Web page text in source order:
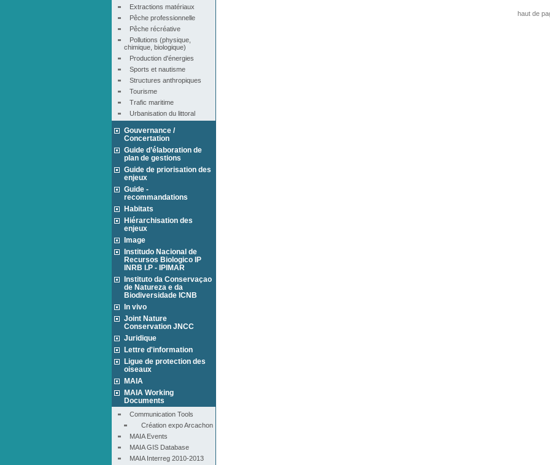
Extractions matériaux
Pêche professionnelle
Pêche récréative
Pollutions (physique,
chimique, biologique)
Production d'énergies
Sports et nautisme
Structures anthropiques
Tourisme
Trafic maritime
Urbanisation du littoral
Gouvernance /
Concertation
Guide d’élaboration de
plan de gestions
Guide de priorisation des
enjeux
Guide -
recommandations
Habitats
Hiérarchisation des
enjeux
Image
Institudo Nacional de
Recursos Biologico IP
INRB I.P - IPIMAR
Instituto da Conservaçao
de Natureza e da
Biodiversidade ICNB
In vivo
Joint Nature
Conservation JNCC
Juridique
Lettre d'information
Ligue de protection des
oiseaux
MAIA
MAIA Working
Documents
Communication Tools
Création expo Arcachon
MAIA Events
MAIA GIS Database
MAIA Interreg 2010-2013
haut de